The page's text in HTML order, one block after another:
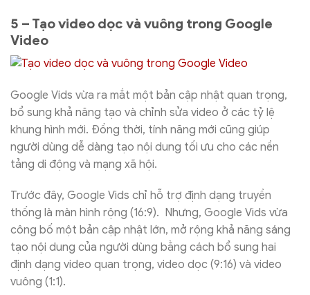
5 – Tạo video dọc và vuông trong Google
Video
Google Vids vừa ra mắt một bản cập nhật quan trọng,
bổ sung khả năng tạo và chỉnh sửa video ở các tỷ lệ
khung hình mới. Đồng thời, tính năng mới cũng giúp
người dùng dễ dàng tạo nội dung tối ưu cho các nền
tảng di động và mạng xã hội.
Trước đây, Google Vids chỉ hỗ trợ định dạng truyền
thống là màn hình rộng (16:9). Nhưng, Google Vids vừa
công bố một bản cập nhật lớn, mở rộng khả năng sáng
tạo nội dung của người dùng bằng cách bổ sung hai
định dạng video quan trọng, video dọc (9:16) và video
vuông (1:1).